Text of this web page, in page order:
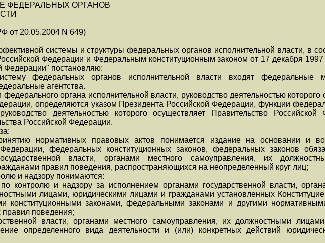
ФЕДЕРАЛЬНЫХ ОРГАНОВ
от 20.05.2004 N 649)
системы и структуры федеральных органов исполнительной власти, в
Федерации и Федеральным конституционным законом от 17 декабря
Федерации" постановляю:
федеральных органов исполнительной власти входят федеральные
агентства.
федерального органа исполнительной власти, руководство деятельностью которого
определяются указом Президента Российской Федерации, функции
деятельностью которого осуществляет Правительство
Российской Федерации.
нормативных правовых актов понимается издание на основании и
Федерации, федеральных конституционных законов, федеральных законов
власти, органами местного самоуправления, их
правил поведения, распространяющихся на неопределенный круг лиц;
и надзору понимаются:
контролю и надзору за исполнением органами государственной власти,
лицами, юридическими лицами и гражданами установленных
конституционными законами, федеральными законами и другими
поведения;
власти, органами местного самоуправления, их должностными
определенного вида деятельности и (или) конкретных действий